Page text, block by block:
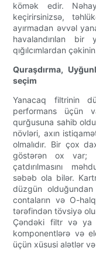
kömək edir.
keçirirsinizsə,
ayırmadan əvvəl
havalandırılan
qığılcımlardan
Quraşdırma,
seçim
Yanacaq filtrinin
performans üçün
qurğusuna sahib
növləri, axın
olmalıdır. Bir çox
göstərən ox var;
çatdırılmasını
səbəb ola bilər.
düzgün
contaların və O-
tərəfindən tövsiyə
Çəndəki filtr və ya
komponentlərə və
üçün xüsusi alətlər